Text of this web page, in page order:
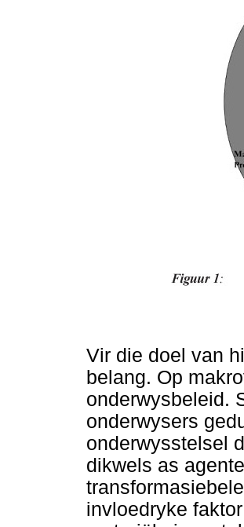
Vir die doel van
belang. Op
onderwysbeleid.
onderwysers
onderwysstelsel
dikwels as
invloedryke